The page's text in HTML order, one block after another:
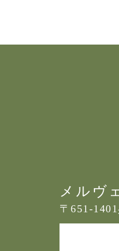
メルヴ
〒651-1401